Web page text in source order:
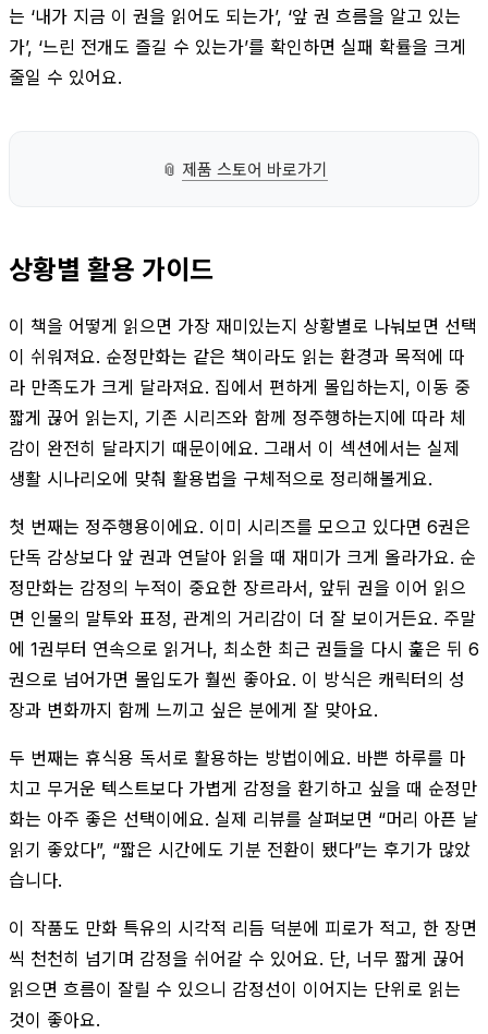
는 ‘내가 지금 이 권을 읽어도 되는가’, ‘앞 권 흐름을 알고 있는
가’, ‘느린 전개도 즐길 수 있는가’를 확인하면 실패 확률을 크게
줄일 수 있어요.
📎 제품 스토어 바로가기
상황별 활용 가이드
이 책을 어떻게 읽으면 가장 재미있는지 상황별로 나눠보면 선택
이 쉬워져요. 순정만화는 같은 책이라도 읽는 환경과 목적에 따
라 만족도가 크게 달라져요. 집에서 편하게 몰입하는지, 이동 중
짧게 끊어 읽는지, 기존 시리즈와 함께 정주행하는지에 따라 체
감이 완전히 달라지기 때문이에요. 그래서 이 섹션에서는 실제
생활 시나리오에 맞춰 활용법을 구체적으로 정리해볼게요.
첫 번째는 정주행용이에요. 이미 시리즈를 모으고 있다면 6권은
단독 감상보다 앞 권과 연달아 읽을 때 재미가 크게 올라가요. 순
정만화는 감정의 누적이 중요한 장르라서, 앞뒤 권을 이어 읽으
면 인물의 말투와 표정, 관계의 거리감이 더 잘 보이거든요. 주말
에 1권부터 연속으로 읽거나, 최소한 최근 권들을 다시 훑은 뒤 6
권으로 넘어가면 몰입도가 훨씬 좋아요. 이 방식은 캐릭터의 성
장과 변화까지 함께 느끼고 싶은 분에게 잘 맞아요.
두 번째는 휴식용 독서로 활용하는 방법이에요. 바쁜 하루를 마
치고 무거운 텍스트보다 가볍게 감정을 환기하고 싶을 때 순정만
화는 아주 좋은 선택이에요. 실제 리뷰를 살펴보면 “머리 아픈 날
읽기 좋았다”, “짧은 시간에도 기분 전환이 됐다”는 후기가 많았
습니다.
이 작품도 만화 특유의 시각적 리듬 덕분에 피로가 적고, 한 장면
씩 천천히 넘기며 감정을 쉬어갈 수 있어요. 단, 너무 짧게 끊어
읽으면 흐름이 잘릴 수 있으니 감정선이 이어지는 단위로 읽는
것이 좋아요.